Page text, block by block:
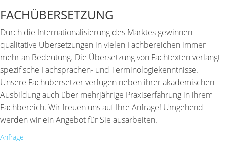
FACHÜBERSETZUNG
Durch die Internationalisierung des Marktes gewinnen
qualitative Übersetzungen in vielen Fachbereichen immer
mehr an Bedeutung. Die Übersetzung von Fachtexten verlangt
spezifische Fachsprachen- und Terminologiekenntnisse.
Unsere Fachübersetzer verfügen neben ihrer akademischen
Ausbildung auch über mehrjährige Praxiserfahrung in ihrem
Fachbereich. Wir freuen uns auf Ihre Anfrage! Umgehend
werden wir ein Angebot für Sie ausarbeiten.
Anfrage